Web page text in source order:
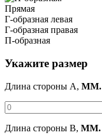
Прямая
Г-образная левая
Г-образная правая
П-образная
Укажите размер
Длина стороны A, ММ.
Длина стороны B, ММ.